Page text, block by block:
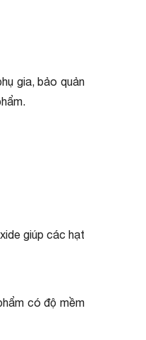
gia, bảo quản
giúp các hạt
có độ mềm